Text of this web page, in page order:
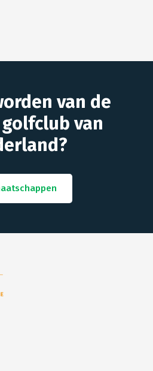
van de
van